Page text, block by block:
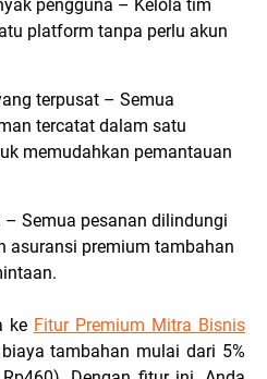
pengguna – Kelola tim
platform tanpa perlu akun
terpusat – Semua
tercatat dalam satu
memudahkan pemantauan
Semua pesanan dilindungi
asuransi premium tambahan
ke Fitur Premium Mitra Bisnis
tambahan mulai dari 5%